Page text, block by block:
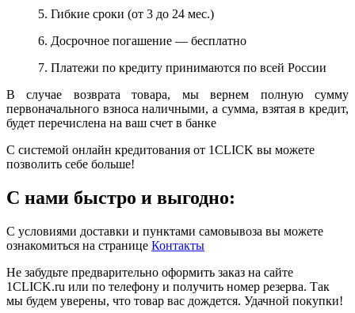
5. Гибкие сроки (от 3 до 24 мес.)
6. Досрочное погашение — бесплатно
7. Платежи по кредиту принимаются по всей России
В случае возврата товара, мы вернем полную сумму
первоначального взноса наличными, а сумма, взятая в кредит,
будет перечислена на ваш счет в банке
С системой онлайн кредитования от 1CLICK вы можете
позволить себе больше!
С нами быстро и выгодно:
С условиями доставки и пунктами самовывоза вы можете
ознакомиться на странице Контакты
Не забудьте предварительно оформить заказ на сайте
1CLICK.ru или по телефону и получить номер резерва. Так
мы будем уверены, что товар вас дождется. Удачной покупки!